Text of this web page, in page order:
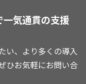
一気通貫の支援
い、より多くの導入
ひお気軽にお問い合